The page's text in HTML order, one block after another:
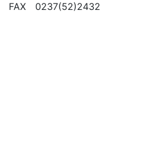
FAX 0237(52)2432